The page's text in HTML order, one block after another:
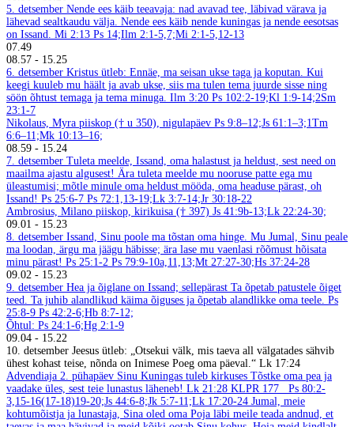
5. detsember Nende ees käib teeavaja: nad avavad tee, läbivad värava ja
lähevad sealtkaudu välja. Nende ees käib nende kuningas ja nende eesotsas
on Issand. Mi 2:13 Ps 14;Ilm 2:1-5,7;Mi 2:1-5,12-13
07.49
08.57 - 15.25
6. detsember Kristus ütleb: Ennäe, ma seisan ukse taga ja koputan. Kui
keegi kuuleb mu häält ja avab ukse, siis ma tulen tema juurde sisse ning
söön õhtust temaga ja tema minuga. Ilm 3:20 Ps 102:2-19;Kl 1:9-14;2Sm
23:1-7
Nikolaus, Myra piiskop († u 350), nigulapäev Ps 9:8–12;Js 61:1–3;1Tm
6:6–11;Mk 10:13–16;
08.59 - 15.24
7. detsember Tuleta meelde, Issand, oma halastust ja heldust, sest need on
maailma ajastu algusest! Ära tuleta meelde mu nooruse patte ega mu
üleastumisi; mõtle minule oma heldust mööda, oma headuse pärast, oh
Issand! Ps 25:6-7 Ps 72:1,13-19;Lk 3:7-14;Jr 30:18-22
Ambrosius, Milano piiskop, kirikuisa († 397) Js 41:9b-13;Lk 22:24-30;
09.01 - 15.23
8. detsember Issand, Sinu poole ma tõstan oma hinge. Mu Jumal, Sinu peale
ma loodan, ärgu ma jäägu häbisse; ära lase mu vaenlasi rõõmust hõisata
minu pärast! Ps 25:1-2 Ps 79:9-10a,11,13;Mt 27:27-30;Hs 37:24-28
09.02 - 15.23
9. detsember Hea ja õiglane on Issand; sellepärast Ta õpetab patustele õiget
teed. Ta juhib alandlikud käima õiguses ja õpetab alandlikke oma teele. Ps
25:8-9 Ps 42:2-6;Hb 8:7-12;
Õhtul: Ps 24:1-6;Hg 2:1-9
09.04 - 15.22
10. detsember Jeesus ütleb: „Otsekui välk, mis taeva all välgatades sähvib
ühest kohast teise, nõnda on Inimese Poeg oma päeval.“ Lk 17:24
Advendiaja 2. pühapäev Sinu Kuningas tuleb kirkuses Tõstke oma pea ja
vaadake üles, sest teie lunastus läheneb! Lk 21:28 KLPR 177
Ps 80:2-
3,15-16(17-18)19-20;Js 44:6-8;Jk 5:7-11;Lk 17:20-24 Jumal, meie
kohtumõistja ja lunastaja, Sina oled oma Poja läbi meile teada andnud, et